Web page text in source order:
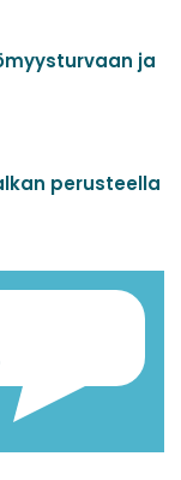
ja
perusteella